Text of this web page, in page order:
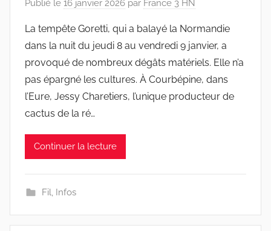
Publié le 16 janvier 2026 par France 3 HN
La tempête Goretti, qui a balayé la Normandie
dans la nuit du jeudi 8 au vendredi 9 janvier, a
provoqué de nombreux dégâts matériels. Elle n’a
pas épargné les cultures. À Courbépine, dans
l’Eure, Jessy Charetiers, l’unique producteur de
cactus de la ré…
Continuer la lecture
Fil Infos